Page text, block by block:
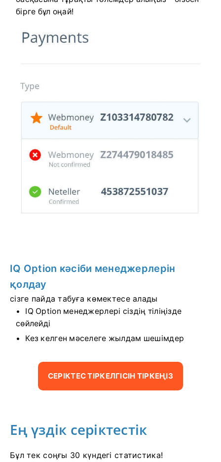
бірге бұл оңай!
IQ Option кәсіби менеджерлерін
қолдау
сізге пайда табуға көмектесе алады
IQ Option менеджерлері сіздің тіліңізде
сөйлейді
Кез келген мәселеге жылдам шешімдер
СЕРІКТЕС ТІРКЕЛГІСІН ТІРКЕҢІЗ
Ең үздік серіктестік
Бұл тек соңғы 30 күндегі статистика!